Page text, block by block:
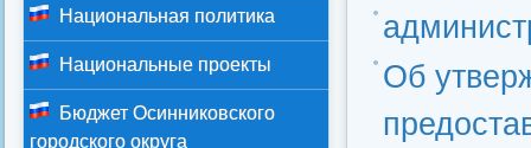
Об
Национальная политика
Национальные проекты
Бюджет Осинниковского
городского округа